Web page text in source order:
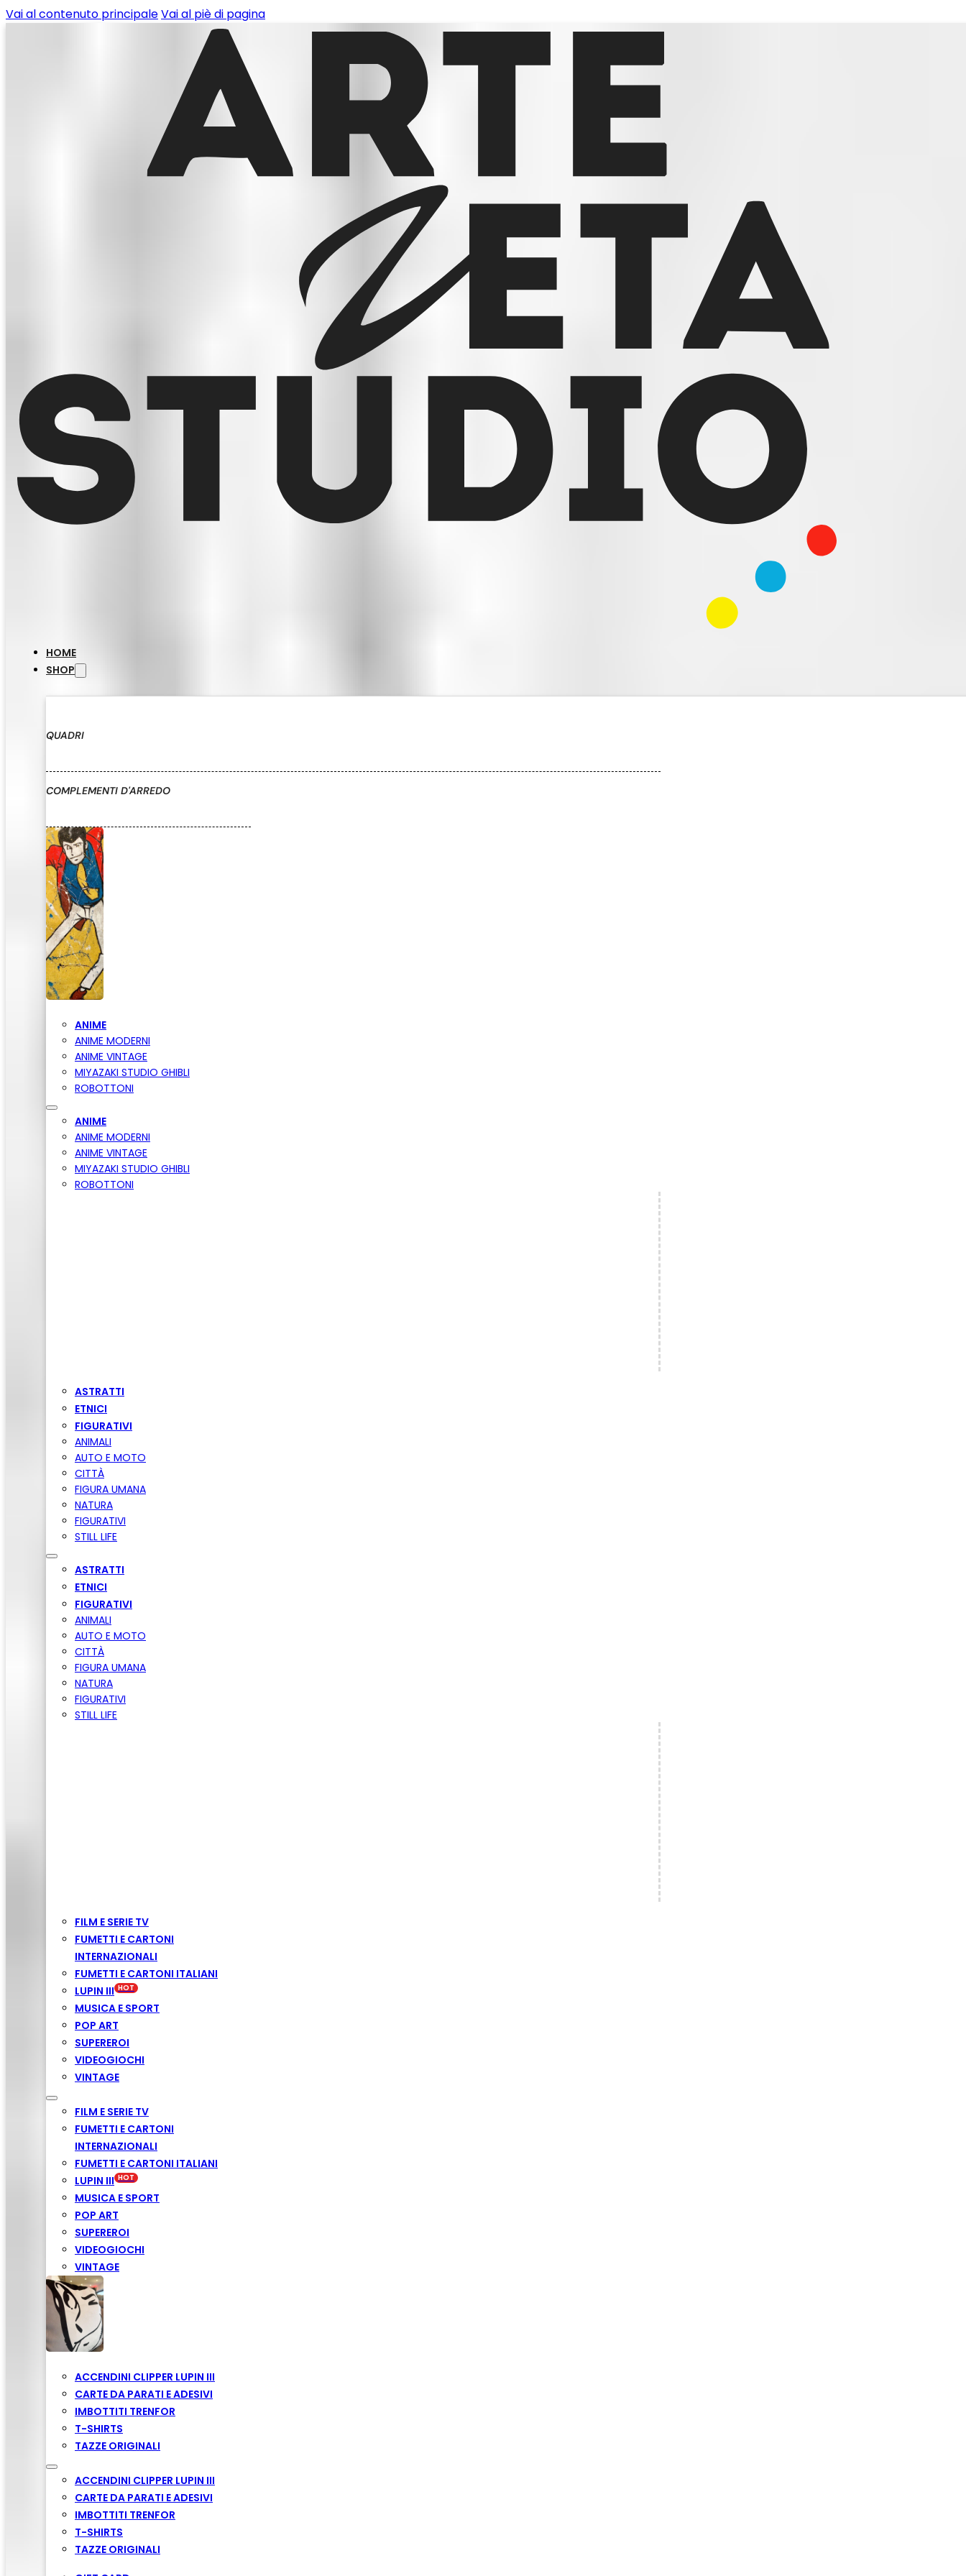
Vai al contenuto principaleVai al piè di pagina
HOME
SHOP
QUADRI
COMPLEMENTI D'ARREDO
ANIME
ANIME MODERNI
ANIME VINTAGE
MIYAZAKI STUDIO GHIBLI
ROBOTTONI
ANIME
ANIME MODERNI
ANIME VINTAGE
MIYAZAKI STUDIO GHIBLI
ROBOTTONI
ASTRATTI
ETNICI
FIGURATIVI
ANIMALI
AUTO E MOTO
CITTÀ
FIGURA UMANA
NATURA
FIGURATIVI
STILL LIFE
ASTRATTI
ETNICI
FIGURATIVI
ANIMALI
AUTO E MOTO
CITTÀ
FIGURA UMANA
NATURA
FIGURATIVI
STILL LIFE
FILM E SERIE TV
FUMETTI E CARTONI
INTERNAZIONALI
FUMETTI E CARTONI ITALIANI
LUPIN III
MUSICA E SPORT
POP ART
SUPEREROI
VIDEOGIOCHI
VINTAGE
FILM E SERIE TV
FUMETTI E CARTONI
INTERNAZIONALI
FUMETTI E CARTONI ITALIANI
LUPIN III
MUSICA E SPORT
POP ART
SUPEREROI
VIDEOGIOCHI
VINTAGE
ACCENDINI CLIPPER LUPIN III
CARTE DA PARATI E ADESIVI
IMBOTTITI TRENFOR
T-SHIRTS
TAZZE ORIGINALI
ACCENDINI CLIPPER LUPIN III
CARTE DA PARATI E ADESIVI
IMBOTTITI TRENFOR
T-SHIRTS
TAZZE ORIGINALI